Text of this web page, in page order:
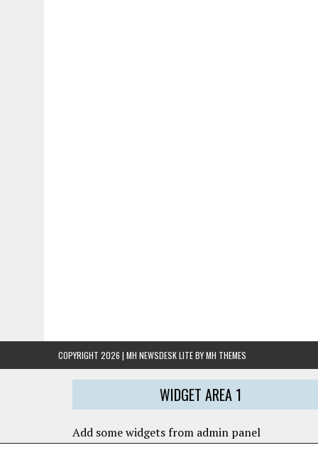
COPYRIGHT 2026 | MH NEWSDESK LITE BYMH THEMES
WIDGET AREA 1
Add some widgets from admin panel